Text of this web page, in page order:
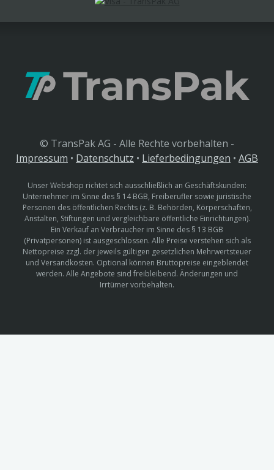
© TransPak AG - Alle Rechte vorbehalten -
Impressum • Datenschutz • Lieferbedingungen • AGB
Unser Webshop richtet sich ausschließlich an Geschäftskunden:
Unternehmer im Sinne des § 14 BGB, Freiberufler sowie juristische
Personen des öffentlichen Rechts (z. B. Behörden, Körperschaften,
Anstalten, Stiftungen und vergleichbare öffentliche Einrichtungen).
Ein Verkauf an Verbraucher im Sinne des § 13 BGB
(Privatpersonen) ist ausgeschlossen. Alle Preise verstehen sich als
Nettopreise zzgl. der jeweils gültigen gesetzlichen Mehrwertsteuer
und Versandkosten. Optional können Bruttopreise eingeblendet
werden. Alle Angebote sind freibleibend. Änderungen und
Irrtümer vorbehalten.